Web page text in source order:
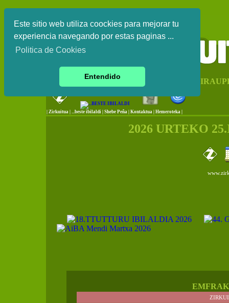
Este sitio web utiliza coockies para mejorar tu
experiencia navegando por estas paginas ...
Politica de Cookies
Entendido
EUSKAL HERRIKO
Zirkuitua ...beste ibilaldi Shebe Peña Kontaktua Hemeroteka |
2026 URTEKO